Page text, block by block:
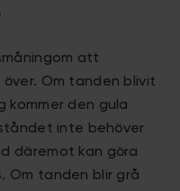
att
Om tanden blivit
kommer den gula
inte behöver
däremot kan göra
Om tanden blir grå